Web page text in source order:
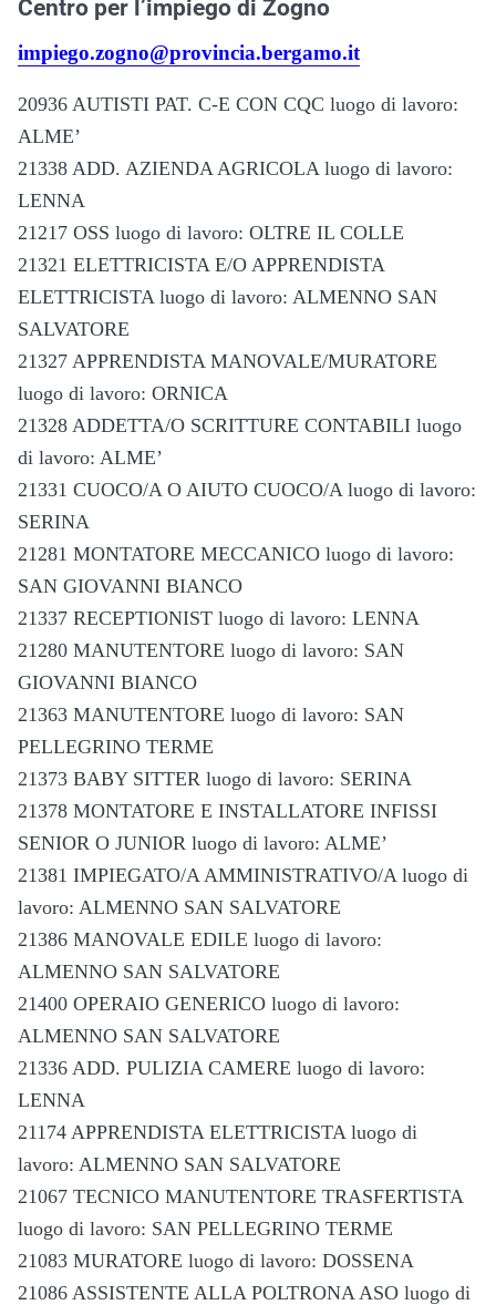
Centro per l’impiego di Zogno
impiego.zogno@provincia.bergamo.it
20936 AUTISTI PAT. C-E CON CQC luogo di lavoro:
ALME’
21338 ADD. AZIENDA AGRICOLA luogo di lavoro:
LENNA
21217 OSS luogo di lavoro: OLTRE IL COLLE
21321 ELETTRICISTA E/O APPRENDISTA
ELETTRICISTA luogo di lavoro: ALMENNO SAN
SALVATORE
21327 APPRENDISTA MANOVALE/MURATORE
luogo di lavoro: ORNICA
21328 ADDETTA/O SCRITTURE CONTABILI luogo
di lavoro: ALME’
21331 CUOCO/A O AIUTO CUOCO/A luogo di lavoro:
SERINA
21281 MONTATORE MECCANICO luogo di lavoro:
SAN GIOVANNI BIANCO
21337 RECEPTIONIST luogo di lavoro: LENNA
21280 MANUTENTORE luogo di lavoro: SAN
GIOVANNI BIANCO
21363 MANUTENTORE luogo di lavoro: SAN
PELLEGRINO TERME
21373 BABY SITTER luogo di lavoro: SERINA
21378 MONTATORE E INSTALLATORE INFISSI
SENIOR O JUNIOR luogo di lavoro: ALME’
21381 IMPIEGATO/A AMMINISTRATIVO/A luogo di
lavoro: ALMENNO SAN SALVATORE
21386 MANOVALE EDILE luogo di lavoro:
ALMENNO SAN SALVATORE
21400 OPERAIO GENERICO luogo di lavoro:
ALMENNO SAN SALVATORE
21336 ADD. PULIZIA CAMERE luogo di lavoro:
LENNA
21174 APPRENDISTA ELETTRICISTA luogo di
lavoro: ALMENNO SAN SALVATORE
21067 TECNICO MANUTENTORE TRASFERTISTA
luogo di lavoro: SAN PELLEGRINO TERME
21083 MURATORE luogo di lavoro: DOSSENA
21086 ASSISTENTE ALLA POLTRONA ASO luogo di